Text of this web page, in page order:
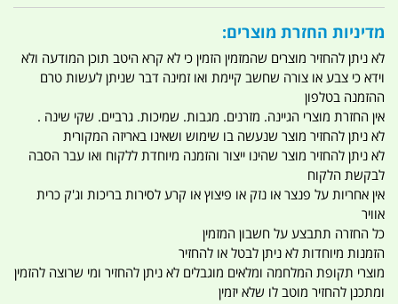
מדיניות החזרת מוצרים:
לא ניתן להחזיר מוצרים שהמזמין הזמין כי לא קרא היטב תוכן המודעה ולא
וידא כי צבע או צורה שחשב קיימת ואו זמינה דבר שניתן לעשות טרם
ההזמנה בטלפון
אין החזרת מוצרי הגיינה. מזרנים. מגבות. שמיכות. גרביים. שקי שינה .
לא ניתן להחזיר מוצר שנעשה בו שימוש ושאינו באריזה המקורית
לא ניתן להחזיר מוצר שהינו ייצור והזמנה מיוחדת ללקוח ואו עבר הסבה
לבקשת הלקוח
אין אחריות על פנצר או נזק או פיצוץ או קרע לסירות בריכות וג'ק כרית
אוויר
כל החזרה תתבצע על חשבון המזמין
הזמנות מיוחדות לא ניתן לבטל או להחזיר
מוצרי תקופת המלחמה ומלאים מוגבלים לא ניתן להחזיר ומי שרוצה להזמין
ומתכנן להחזיר מוטב לו שלא יזמין